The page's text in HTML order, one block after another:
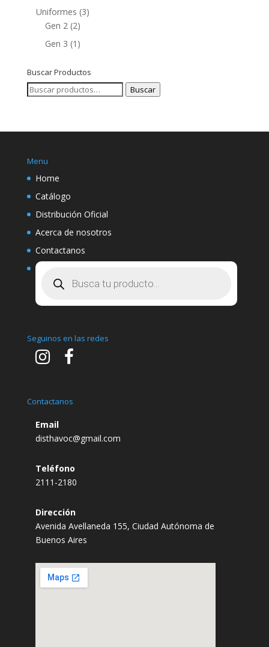
Uniformes (3)
Gen 2 (2)
Gen 3 (1)
Buscar Productos
Buscar
Buscar
Menu
Home
Catálogo
Distribución Oficial
Acerca de nosotros
Contactanos
Seguinos en las redes
Contactanos
Email
disthavoc@gmail.com
Teléfono
2111-2180
Dirección
Avenida Avellaneda 155, Ciudad Autónoma de
Buenos Aires